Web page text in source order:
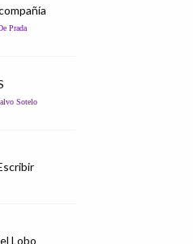
Prada
Sotelo
Lobo